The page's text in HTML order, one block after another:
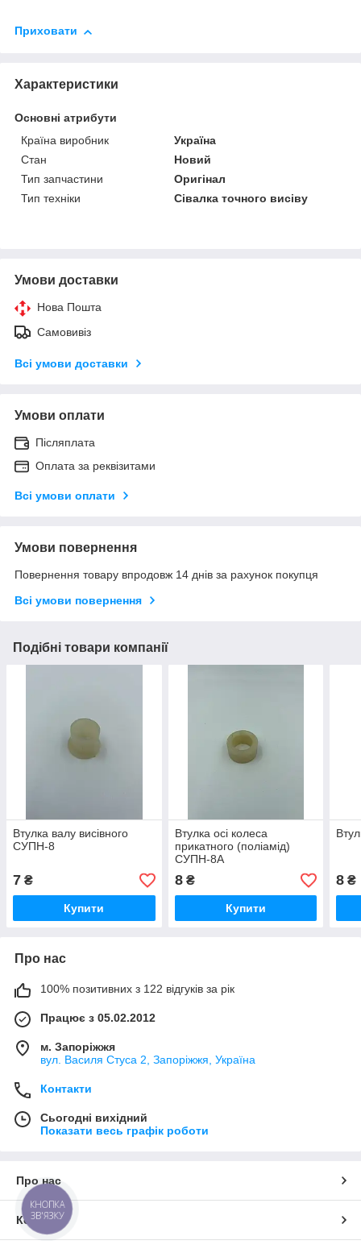
Приховати
Характеристики
Основні атрибути
Країна виробник
Україна
Стан
Новий
Тип запчастини
Оригінал
Тип техніки
Сівалка точного висіву
Умови доставки
Нова Пошта
Самовивіз
Всі умови доставки
Умови оплати
Післяплата
Оплата за реквізитами
Всі умови оплати
Умови повернення
Повернення товару впродовж 14 днів за рахунок покупця
Всі умови повернення
Подібні товари компанії
Втулка валу висівного
СУПН-8
7 ₴
Купити
Втулка осі колеса
прикатного (поліамід)
СУПН-8А
8₴
Купити
8 ₴
Про нас
100% позитивних з 122 відгуків за рік
Працює з 05.02.2012
м. Запоріжжя
вул. Василя Стуса 2, Запоріжжя, Україна
Контакти
Сьогодні вихідний
Показати весь графік роботи
Про нас
Контакти
КНОПКА
ЗВ'ЯЗКУ